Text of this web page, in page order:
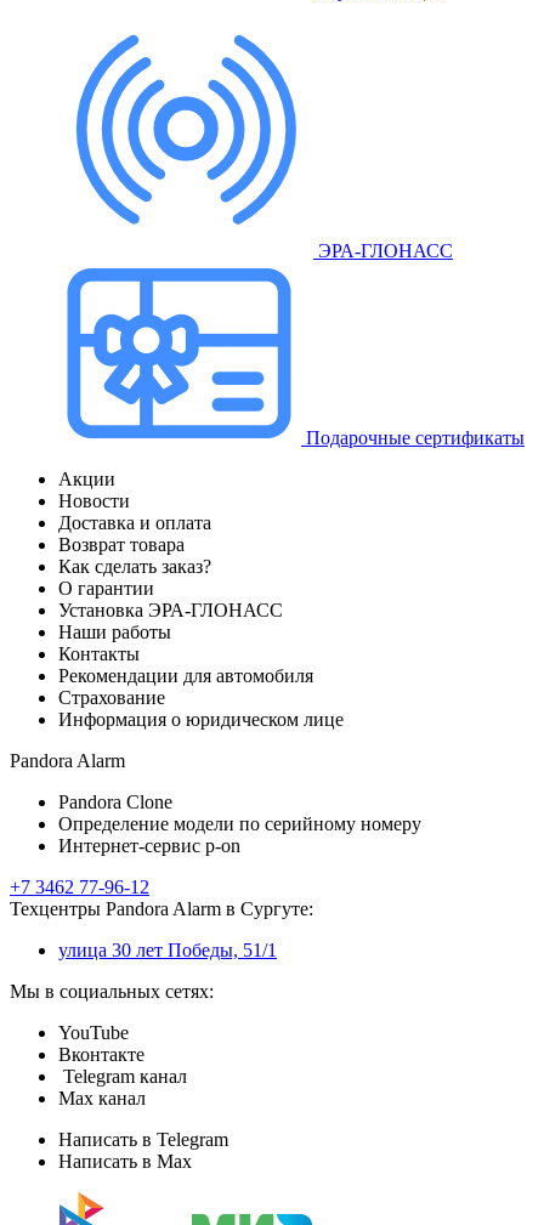
ЭРА-ГЛОНАСС
Подарочные сертификаты
Акции
Новости
Доставка и оплата
Возврат товара
Как сделать заказ?
О гарантии
Установка ЭРА-ГЛОНАСС
Наши работы
Контакты
Рекомендации для автомобиля
Страхование
Информация о юридическом лице
Pandora Alarm
Pandora Clone
Определение модели по серийному номеру
Интернет-сервис p-on
+7 3462 77-96-12
Техцентры Pandora Alarm в Сургуте:
улица 30 лет Победы, 51/1
Мы в социальных сетях:
YouTube
Вконтакте
Telegram канал
Max канал
Написать в Telegram
Написать в Max